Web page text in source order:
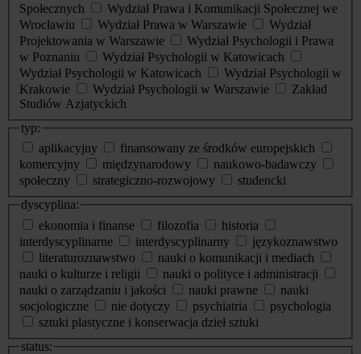
Społecznych
Wydział Prawa i Komunikacji Społecznej we
Wrocławiu
Wydział Prawa w Warszawie
Wydział
Projektowania w Warszawie
Wydział Psychologii i Prawa
w Poznaniu
Wydział Psychologii w Katowicach
Wydział Psychologii w Katowicach
Wydział Psychologii w
Krakowie
Wydział Psychologii w Warszawie
Zakład
Studiów Azjatyckich
typ:
aplikacyjny
finansowany ze środków europejskich
komercyjny
międzynarodowy
naukowo-badawczy
społeczny
strategiczno-rozwojowy
studencki
dyscyplina:
ekonomia i finanse
filozofia
historia
interdyscyplinarne
interdyscyplinarny
językoznawstwo
literaturoznawstwo
nauki o komunikacji i mediach
nauki o kulturze i religii
nauki o polityce i administracji
nauki o zarządzaniu i jakości
nauki prawne
nauki
socjologiczne
nie dotyczy psychiatria
psychologia
sztuki plastyczne i konserwacja dzieł sztuki
status: